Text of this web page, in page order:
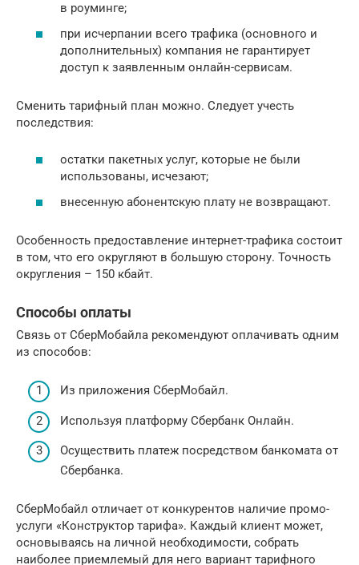
в роуминге;
при исчерпании всего трафика (основного и
дополнительных) компания не гарантирует
доступ к заявленным онлайн-сервисам.
Сменить тарифный план можно. Следует учесть
последствия:
остатки пакетных услуг, которые не были
использованы, исчезают;
внесенную абонентскую плату не возвращают.
Особенность предоставление интернет-трафика состоит
в том, что его округляют в большую сторону. Точность
округления – 150 кбайт.
Способы оплаты
Связь от СберМобайла рекомендуют оплачивать одним
из способов:
Из приложения СберМобайл.
Используя платформу Сбербанк Онлайн.
Осуществить платеж посредством банкомата от
Сбербанка.
СберМобайл отличает от конкурентов наличие промо-
услуги «Конструктор тарифа». Каждый клиент может,
основываясь на личной необходимости, собрать
наиболее приемлемый для него вариант тарифного